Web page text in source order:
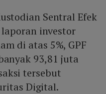
Sentral Efek
investor
di atas 5%, GPF
93,81 juta
tersebut
Digital.